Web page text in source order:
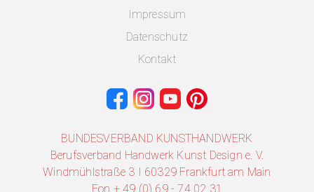
Impressum
Datenschutz
Kontakt
BUNDESVERBAND KUNSTHANDWERK
Berufsverband Handwerk Kunst Design e. V.
Windmühlstraße 3 I 60329 Frankfurt am Main
Fon + 49 (0) 69 - 74 02 31